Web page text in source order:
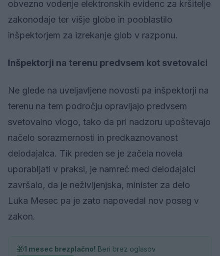
obvezno vodenje elektronskih evidenc za kršitelje
zakonodaje ter višje globe in pooblastilo
inšpektorjem za izrekanje glob v razponu.
Inšpektorji na terenu predvsem kot svetovalci
Ne glede na uveljavljene novosti pa inšpektorji na
terenu na tem področju opravljajo predvsem
svetovalno vlogo, tako da pri nadzoru upoštevajo
načelo sorazmernosti in predkaznovanost
delodajalca. Tik preden se je začela novela
uporabljati v praksi, je namreč med delodajalci
završalo, da je neživljenjska, minister za delo
Luka Mesec pa je zato napovedal nov poseg v
zakon.
🎁1 mesec brezplačno! Beri brez oglasov